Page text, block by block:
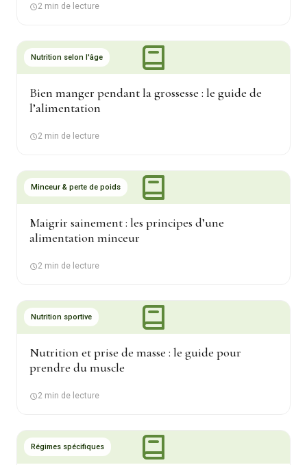
2 min de lecture
Nutrition selon l'âge
Bien manger pendant la grossesse : le guide de
l’alimentation
2 min de lecture
Minceur & perte de poids
Maigrir sainement : les principes d’une
alimentation minceur
2 min de lecture
Nutrition sportive
Nutrition et prise de masse : le guide pour
prendre du muscle
2 min de lecture
Régimes spécifiques